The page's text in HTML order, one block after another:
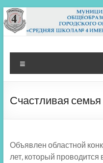
Перейти
к
содержимому
МБОУ СШ
Архангельск
Счастливая
Объявлен областной
лет, который